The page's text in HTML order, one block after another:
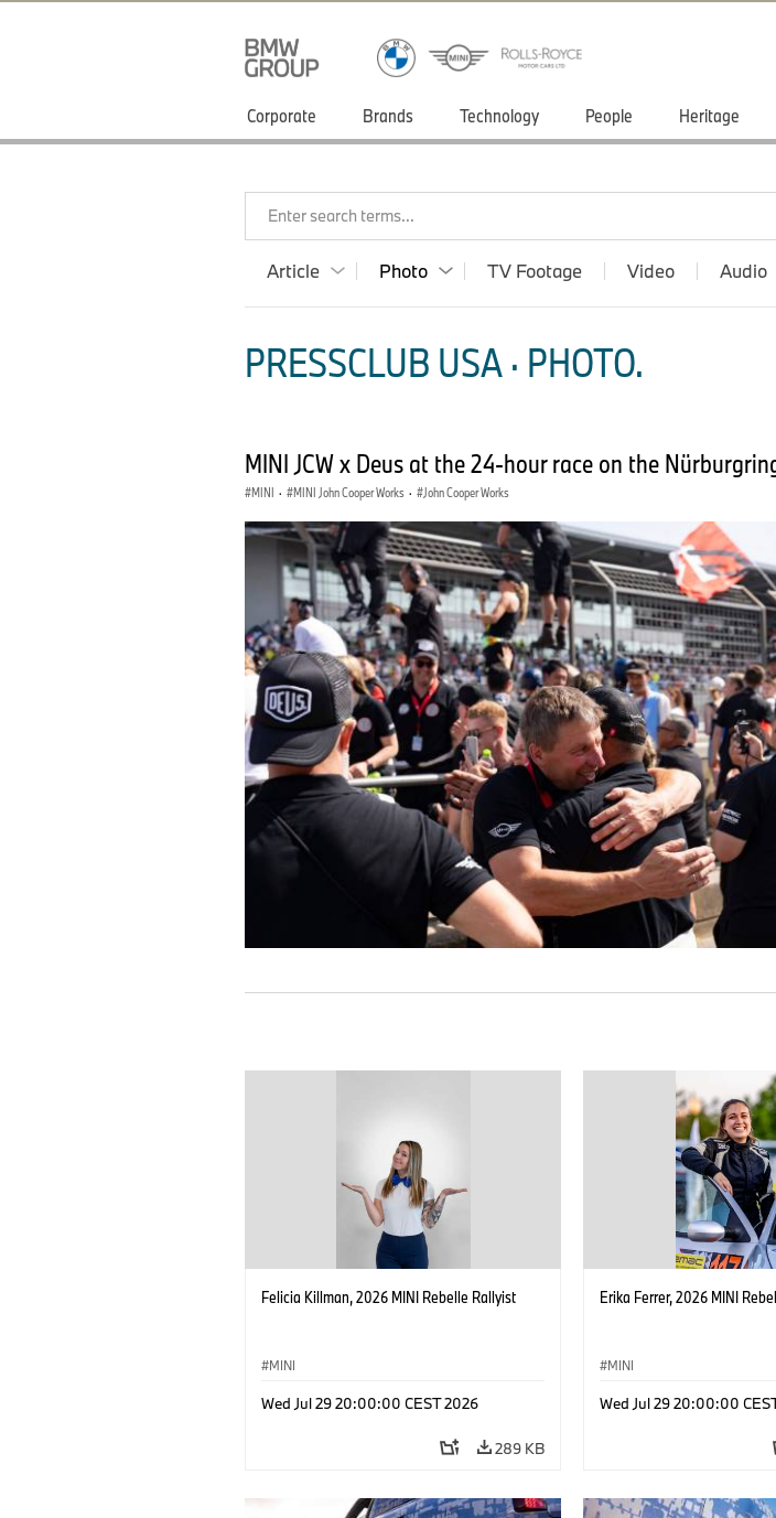
Corporate Brands Technology People Heritage
Enter search terms...
Article Photo TV Footage Video Audio
PRESSCLUB USA · PHOTO.
MINI JCW x Deus at the 24-hour race on the
MINI · MINI John Cooper Works · John Cooper Works
Felicia Killman, 2026 MINI Rebelle Rallyist
MINI
Wed Jul 29 20:00:00 CEST 2026
289 KB
Erika Ferrer, 2026 MINI
MINI
Wed Jul 29 20:00:00